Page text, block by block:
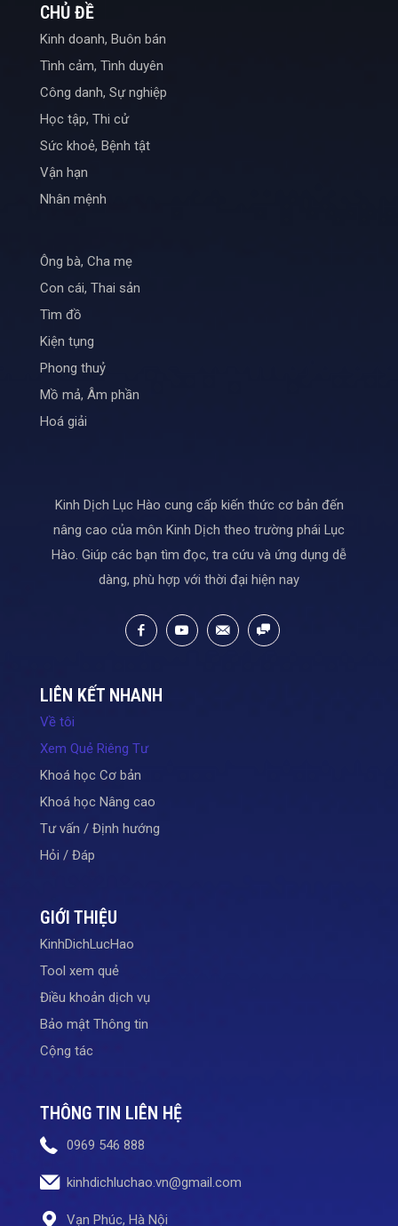
CHỦ ĐỀ
Kinh doanh, Buôn bán
Tình cảm, Tình duyên
Công danh, Sự nghiệp
Học tập, Thi cử
Sức khoẻ, Bệnh tật
Vận hạn
Nhân mệnh
Ông bà, Cha mẹ
Con cái, Thai sản
Tìm đồ
Kiện tụng
Phong thuỷ
Mồ mả, Âm phần
Hoá giải
Kinh Dịch Lục Hào cung cấp kiến thức cơ bản đến
nâng cao của môn Kinh Dịch theo trường phái Lục
Hào. Giúp các bạn tìm đọc, tra cứu và ứng dụng dễ
dàng, phù hợp với thời đại hiện nay
LIÊN KẾT NHANH
Về tôi
Xem Quẻ Riêng Tư
Khoá học Cơ bản
Khoá học Nâng cao
Tư vấn / Định hướng
Hỏi / Đáp
GIỚI THIỆU
KinhDichLucHao
Tool xem quẻ
Điều khoản dịch vụ
Bảo mật Thông tin
Cộng tác
THÔNG TIN LIÊN HỆ
0969 546 888
kinhdichluchao.vn@gmail.com
Vạn Phúc, Hà Nội